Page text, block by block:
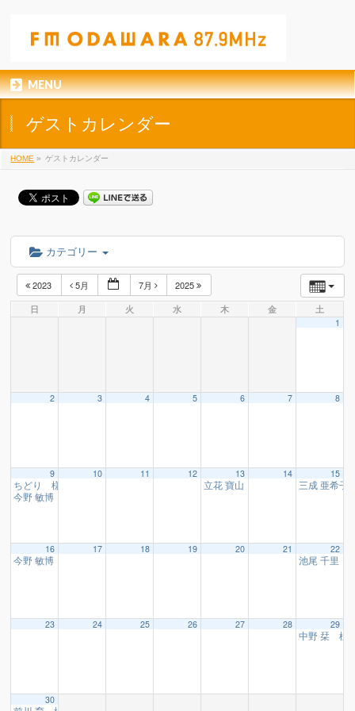
MENU
ゲストカレンダー
HOME » ゲストカレンダー
カテゴリー
2023 5月 7月
2025
日
月 火 水 木 金 土
1
2 3 4 5 6 7 8
9
ちどり 様
今野 敏博 様
10 11 12 13
立花 寶山 様
14 15
三成 亜希
16
今野 敏博 様
17 18 19 20 21 22
池尾 千里
23 24 25 26 27 28 29
中野 栞 様
30